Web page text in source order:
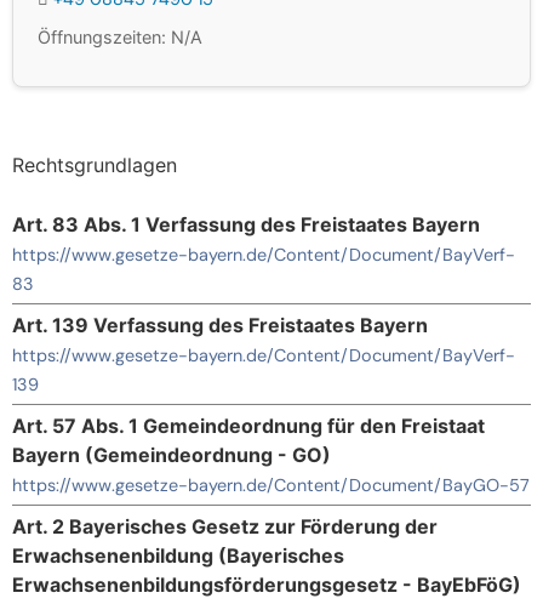
Öffnungszeiten: N/A
Rechtsgrundlagen
Art. 83 Abs. 1 Verfassung des Freistaates Bayern
https://www.gesetze-bayern.de/Content/Document/BayVerf-
83
Art. 139 Verfassung des Freistaates Bayern
https://www.gesetze-bayern.de/Content/Document/BayVerf-
139
Art. 57 Abs. 1 Gemeindeordnung für den Freistaat
Bayern (Gemeindeordnung - GO)
https://www.gesetze-bayern.de/Content/Document/BayGO-57
Art. 2 Bayerisches Gesetz zur Förderung der
Erwachsenenbildung (Bayerisches
Erwachsenenbildungsförderungsgesetz - BayEbFöG)